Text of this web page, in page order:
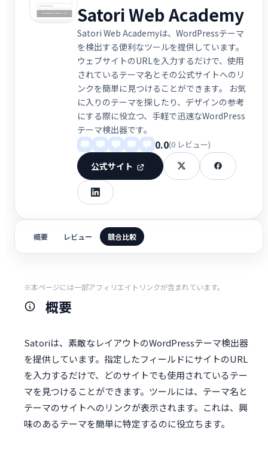
Satori Web Academy
Satori Web Academyは、WordPressテーマ
を検出する便利なツールを提供しています。
ウェブサイトのURLを入力するだけで、使用
されているテーマ名とその公式サイトへのリ
ンクを簡単に見つけることができます。 お気
に入りのテーマを探したり、デザインの参考
にする際に役立つ、手軽で迅速なWordPress
テーマ検出器です。
0.0(0 レビュー)
公式サイト
概要 レビュー 競合比較
※本ページには一部アフィリエイトリンクが含まれています。
概要
Satoriは、素敵なレイアウトのWordPressテーマ検出器
を提供しています。指定したフィールドにサイトのURL
を入力するだけで、どのサイトでも使用されているテー
マを見つけることができます。ツールには、テーマ名と
テーマのサイトへのリンクが表示されます。これは、興
味のあるテーマを簡単に特定するのに役立ちます。